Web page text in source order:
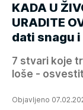
KADA U
URADITE
dati snagu
7 stvari koje
loše -
Objavljeno